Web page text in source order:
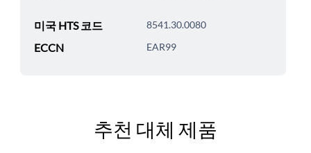
미국 HTS 코드 8541.30.0080
ECCN EAR99
추천 대체 제품